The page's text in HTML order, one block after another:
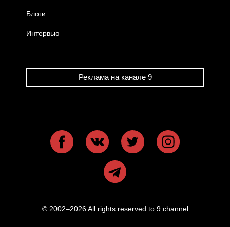
Блоги
Интервью
Реклама на канале 9
© 2002–2026 All rights reserved to 9 channel